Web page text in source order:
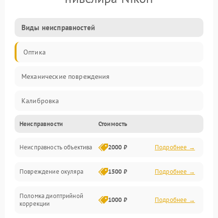
Виды неисправностей
Оптика
Механические повреждения
Калибровка
Механика
Электропитание
Электроника
Аксессуары
Неисправности Стоимость
Неисправность объектива 2000 ₽ Подробнее →
Повреждение окуляра 1500 ₽ Подробнее →
Поломка диоптрийной
коррекции
1000 ₽ Подробнее →